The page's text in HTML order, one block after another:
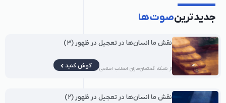
جدیدترینصوت‌ها
نقش ما انسان‌ها در تعجیل در ظهور (۳)
از شبکه گفتمان‌سازان انقلاب اسلامی گوش کنید
نقش ما انسان‌ها در تعجیل در ظهور (۲)